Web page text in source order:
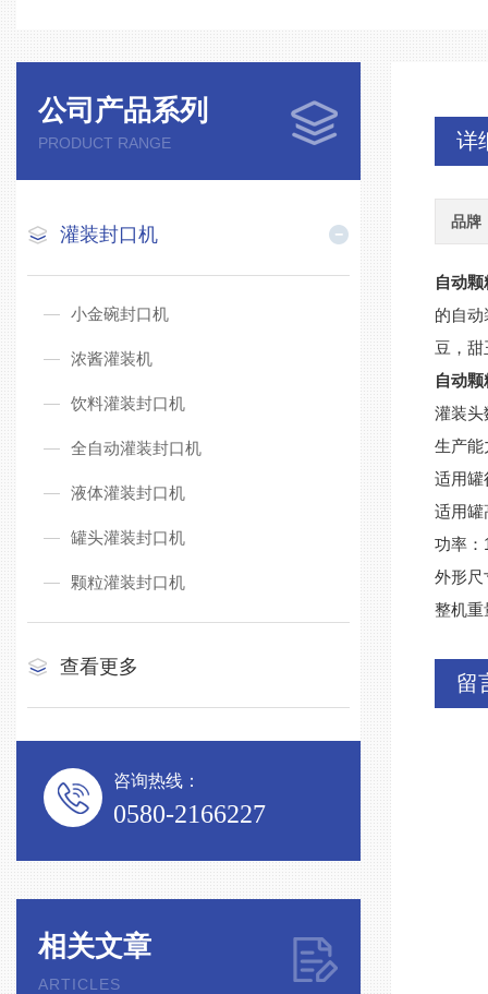
公司产品系列
PRODUCT RANGE
灌装封口机
小金碗封口机
浓酱灌装机
饮料灌装封口机
全自动灌装封口机
液体灌装封口机
罐头灌装封口机
颗粒灌装封口机
查看更多
咨询热线：
0580-2166227
相关文章
ARTICLES
详
品牌
自动
的自
豆，
自动
灌装头
生产能
适用罐
适用罐
功率：
外形尺
整机重
留